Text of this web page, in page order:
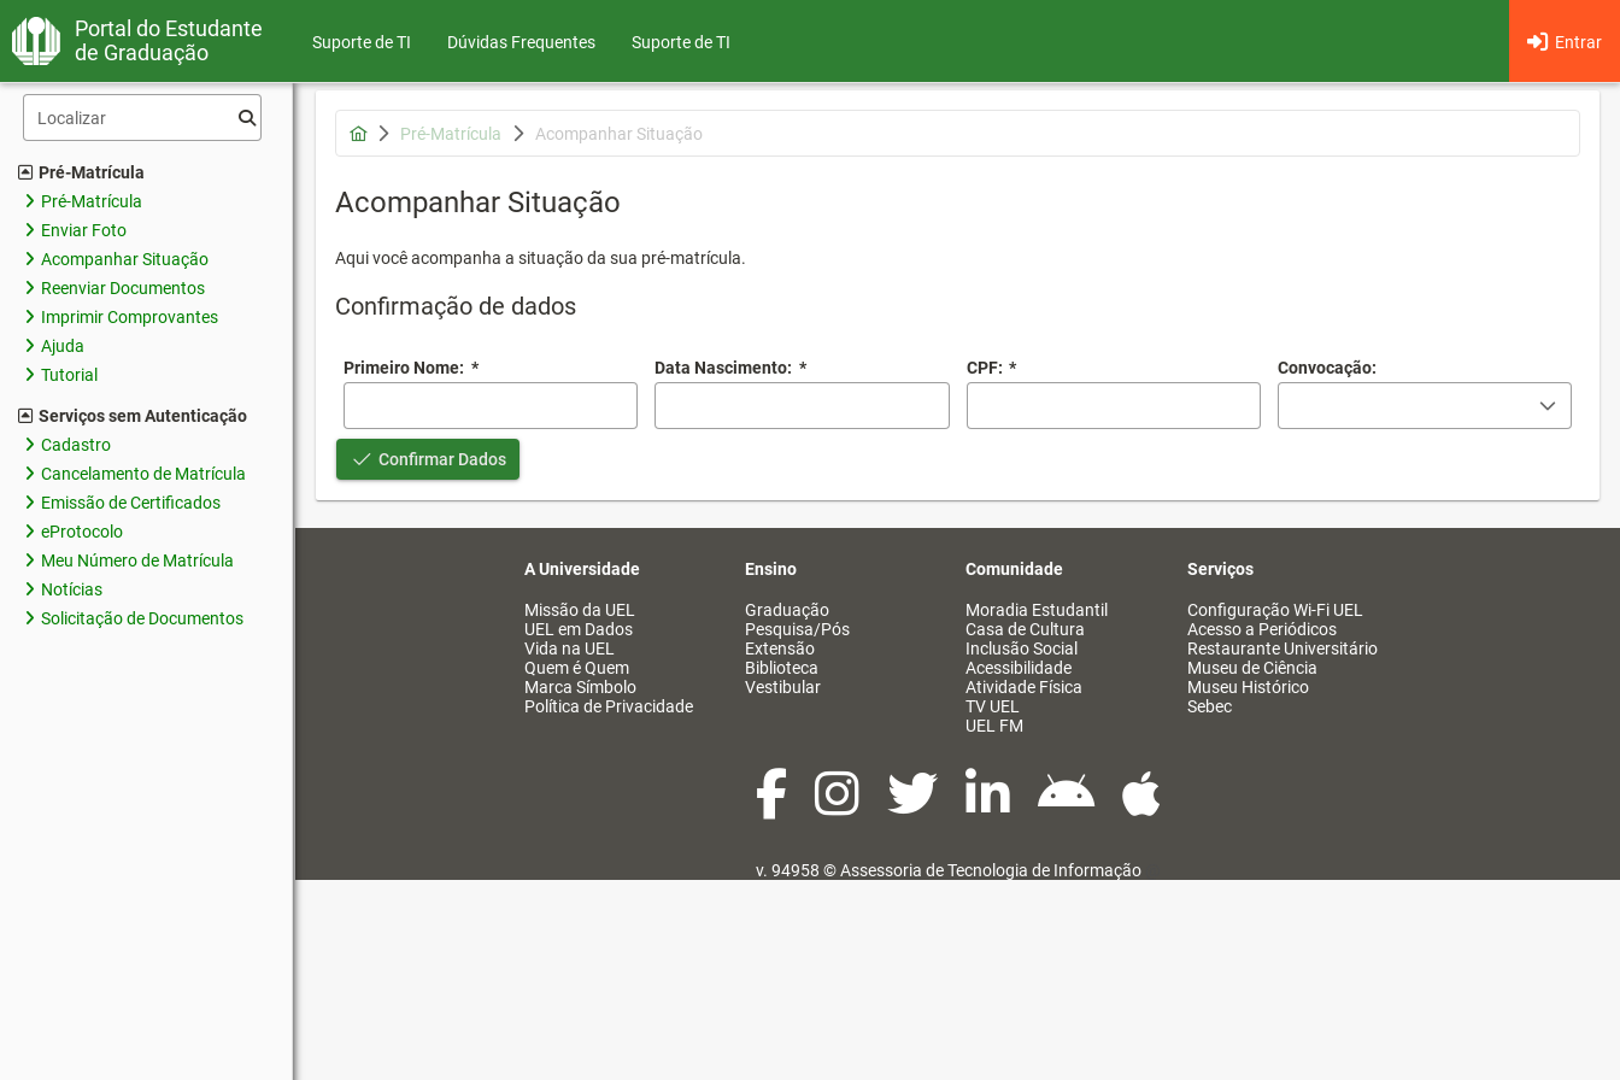
Portal do Estudante
de Graduação
Suporte de TI Dúvidas Frequentes Entrar
Suporte de TI
Pré-Matrícula
Pré-Matrícula
Enviar Foto
Acompanhar Situação
Reenviar Documentos
Imprimir Comprovantes
Ajuda
Tutorial
Serviços sem Autenticação
Cadastro
Cancelamento de Matrícula
Emissão de Certificados
eProtocolo
Meu Número de Matrícula
Notícias
Solicitação de Documentos
Pré-Matrícula Acompanhar Situação
Acompanhar Situação
Aqui você acompanha a situação da sua pré-matrícula.
Confirmação de dados
Primeiro Nome: * Data Nascimento: * CPF: * Convocação:
Confirmar Dados
A Universidade
Missão da UEL
UEL em Dados
Vida na UEL
Quem é Quem
Marca Símbolo
Política de Privacidade
Ensino
Graduação
Pesquisa/Pós
Extensão
Biblioteca
Vestibular
Comunidade
Moradia Estudantil
Casa de Cultura
Inclusão Social
Acessibilidade
Atividade Física
TV UEL
UEL FM
Serviços
Configuração Wi-Fi UEL
Acesso a Periódicos
Restaurante Universitário
Museu de Ciência
Museu Histórico
Sebec
v. 94958 ©Assessoria de Tecnologia de Informação